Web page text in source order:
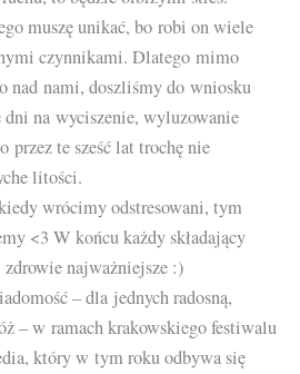
muszę unikać, bo robi on wiele
czynnikami. Dlatego mimo
nad nami, doszliśmy do wniosku
dni na wyciszenie, wyluzowanie
przez te sześć lat trochę nie
litości.
wrócimy odstresowani, tym
<3 W końcu każdy składający
najważniejsze :)
– dla jednych radosną,
– w ramach krakowskiego festiwalu
który w tym roku odbywa się